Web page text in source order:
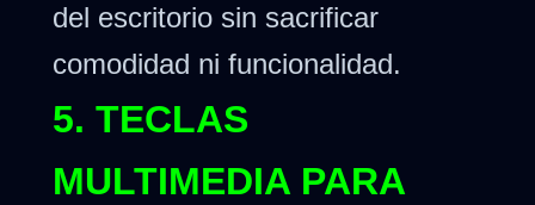
del escritorio sin sacrificar
comodidad ni funcionalidad.
5. TECLAS
MULTIMEDIA PARA